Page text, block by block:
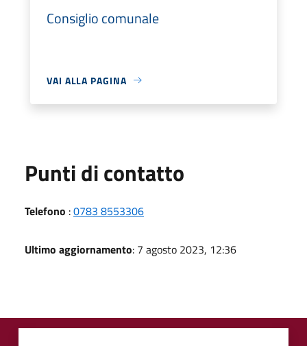
Consiglio comunale
VAI ALLA PAGINA
Punti di contatto
Telefono :0783 8553306
Ultimo aggiornamento: 7 agosto 2023, 12:36